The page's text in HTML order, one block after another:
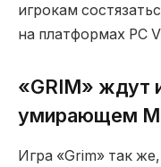
игрокам
на платформах PC
«GRIM» ждут
умирающем
Игра «Grim» так